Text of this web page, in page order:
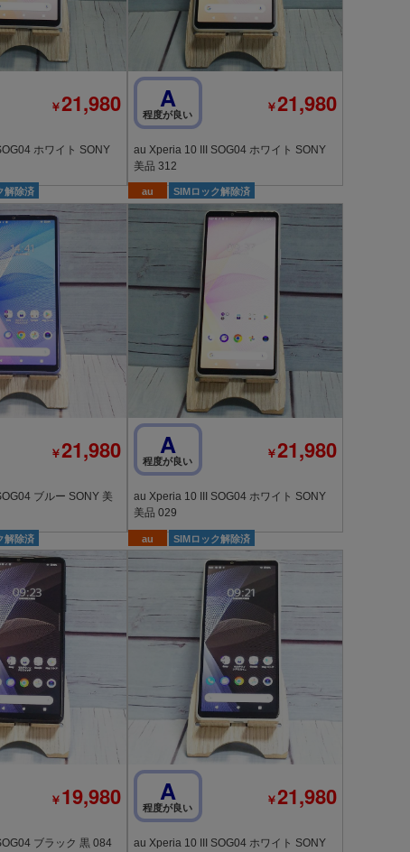
￥21,980 A
程度が良い ￥21,980
au Xperia 10 III SOG04 ホワイト SONY
美品 312
解除済
￥21,980
au SIMロック解除済
A
程度が良い ￥21,980
au Xperia 10 III SOG04 ホワイト SONY
美品 029
解除済
￥19,980
au Xperia 10 III SOG04 ブラック 黒 084
au SIMロック解除済
A
程度が良い ￥21,980
au Xperia 10 III SOG04 ホワイト SONY